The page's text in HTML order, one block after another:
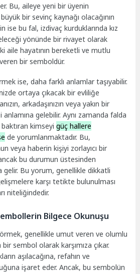
Bu, aileye yeni bir üyenin
bir sevinç kaynağı olacağının
ise bu fal, izdivaç kurduklarında kız
yönünde bir rivayet olarak
aile hayatının bereketli ve mutlu
bir semboldür.
ise, daha farklı anlamlar taşıyabilir.
ortaya çıkacak bir evliliğe
arkadaşınızın veya yakın bir
anlamına gelebilir. Aynı zamanda falda
kimseyigüç hallere
de yorumlanmaktadır. Bu,
veya haberin kişiyi zorlayıcı bir
bu durumun üstesinden
gelir. Bu yorum, genellikle dikkatli
karşı tetikte bulunulması
niteliğindedir.
Bilgece Okunuşu
genellikle umut veren ve olumlu
sembol olarak karşımıza çıkar.
aşılacağına, refahın ve
işaret eder. Ancak, bu sembolün